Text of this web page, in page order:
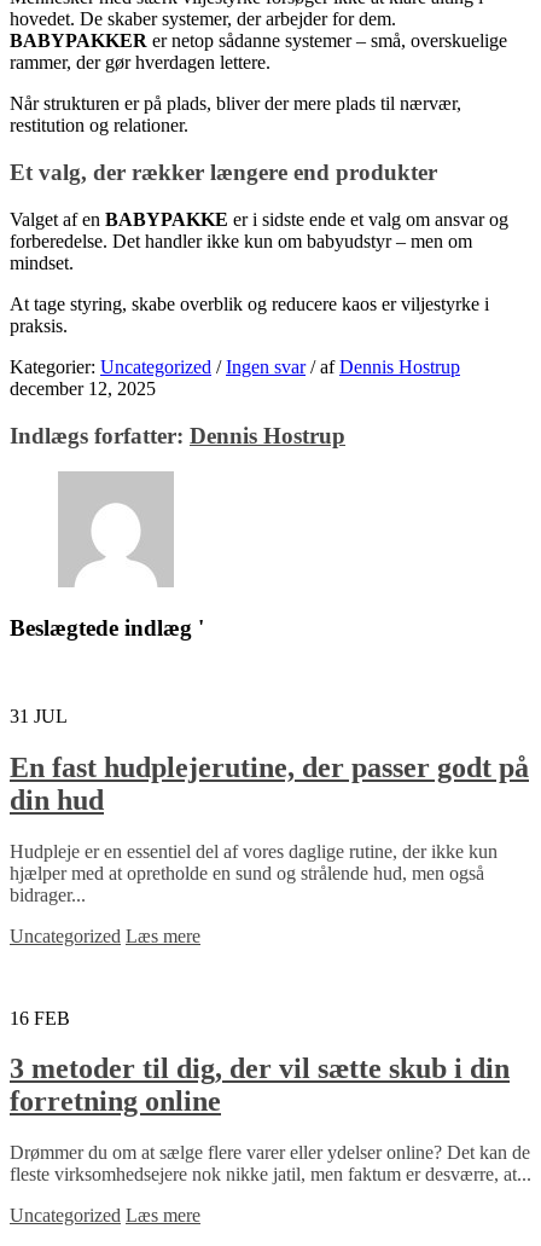
hovedet. De skaber systemer, der arbejder for dem.
BABYPAKKER er netop sådanne systemer – små, overskuelige
rammer, der gør hverdagen lettere.
Når strukturen er på plads, bliver der mere plads til nærvær,
restitution og relationer.
Et valg, der rækker længere end produkter
Valget af en BABYPAKKE er i sidste ende et valg om ansvar og
forberedelse. Det handler ikke kun om babyudstyr – men om
mindset.
At tage styring, skabe overblik og reducere kaos er viljestyrke i
praksis.
Kategorier: Uncategorized / Ingen svar /afDennis Hostrup
december 12, 2025
Indlægs forfatter: Dennis Hostrup
Beslægtede indlæg '
31 JUL
En fast hudplejerutine, der passer godt på
din hud
Hudpleje er en essentiel del af vores daglige rutine, der ikke kun
hjælper med at opretholde en sund og strålende hud, men også
bidrager...
Uncategorized Læs mere
16 FEB
3 metoder til dig, der vil sætte skub i din
forretning online
Drømmer du om at sælge flere varer eller ydelser online? Det kan de
fleste virksomhedsejere nok nikke jatil, men faktum er desværre, at...
Uncategorized Læs mere